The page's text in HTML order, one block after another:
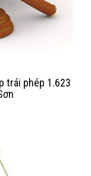
trái phép 1.623